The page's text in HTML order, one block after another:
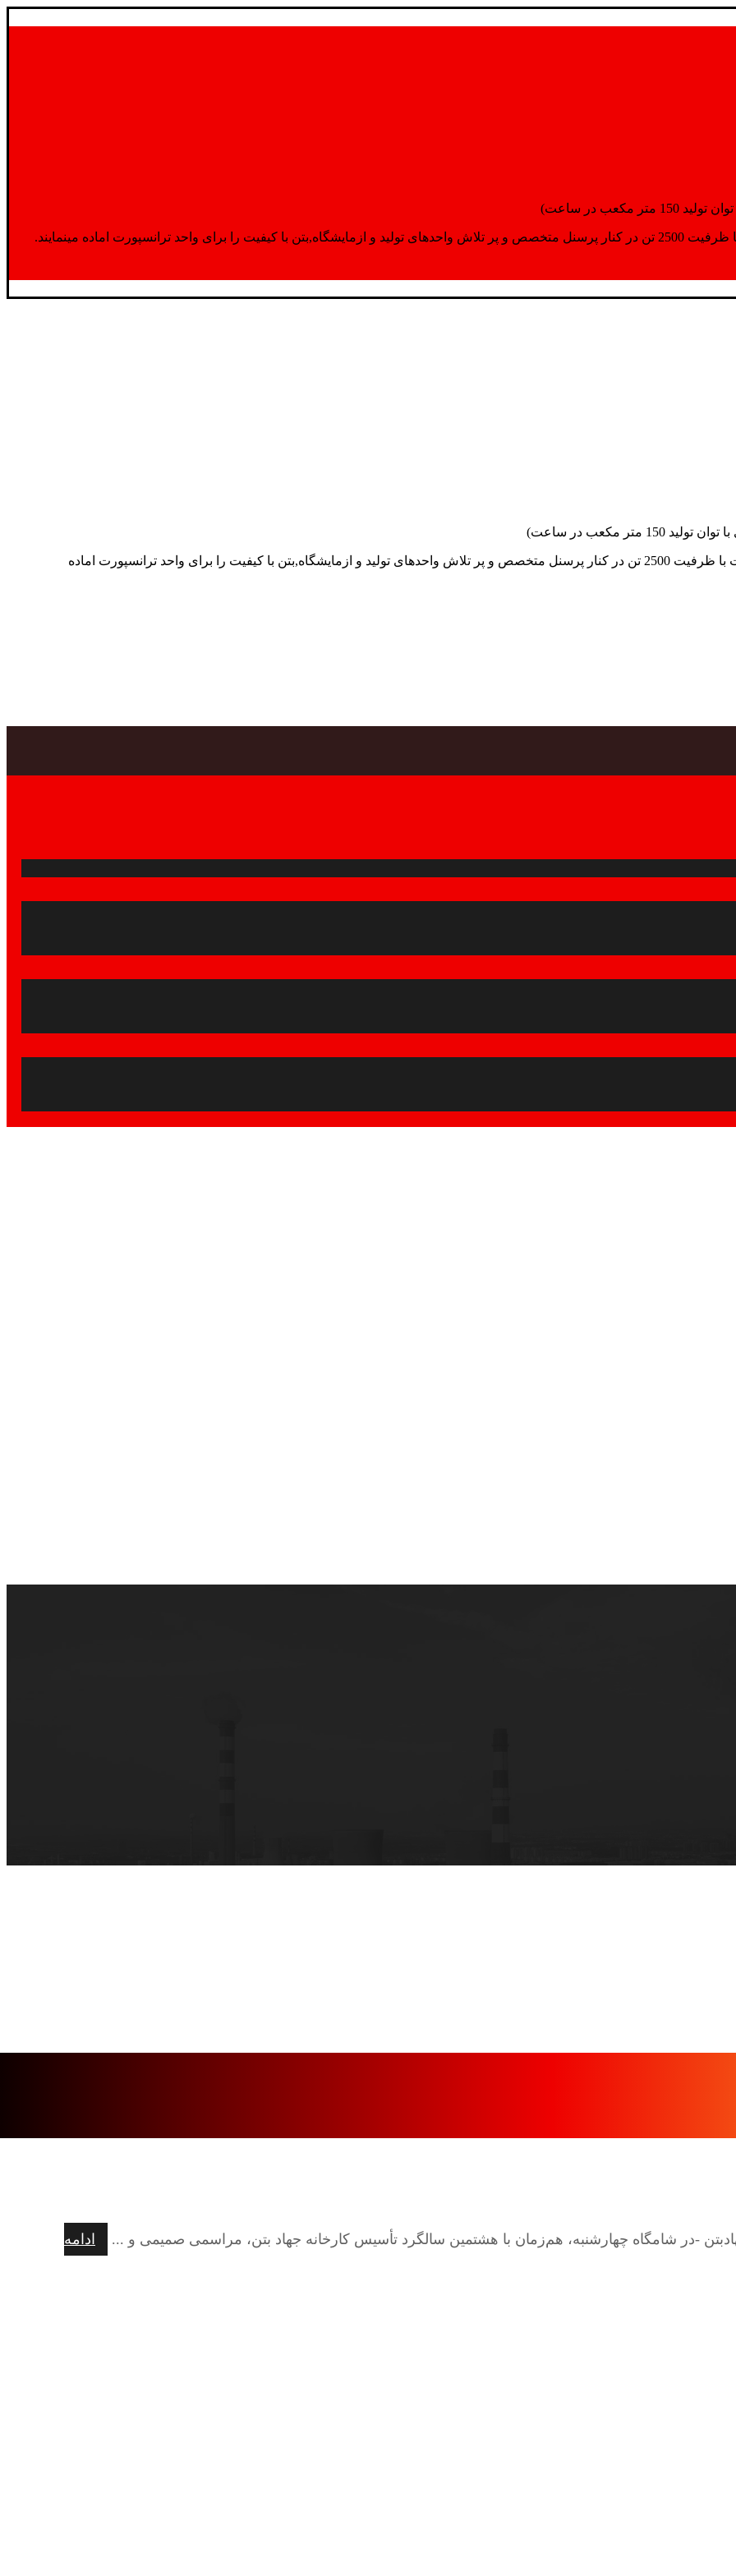
اماده مینمایند.
جهاد بتن با فضای کارگاهی و به کار گیری سه دستگاه بچینگ پلانت با ظرفیت 2500 تن در کنار پرسنل متخصص و پر تلاش واحدهای تولید و ازمایشگاه,بتن با کیفیت را برای واحد ترانسپورت اماده
-در شامگاه چهارشنبه، هم‌زمان با هشتمین سالگرد تأسیس کارخانه جهاد بتن، مراسمی صمیمی و ...
ادامه